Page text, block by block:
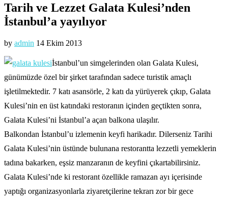
Tarih ve Lezzet Galata Kulesi’nden
İstanbul’a yayılıyor
by admin 14 Ekim 2013
İstanbul’un simgelerinden olan Galata Kulesi,
günümüzde özel bir şirket tarafından sadece turistik amaçlı
işletilmektedir. 7 katı asansörle, 2 katı da yürüyerek çıkıp, Galata
Kulesi’nin en üst katındaki restoranın içinden geçtikten sonra,
Galata Kulesi’ni İstanbul’a açan balkona ulaşılır.
Balkondan İstanbul’u izlemenin keyfi harikadır. Dilerseniz Tarihi
Galata Kulesi’nin üstünde bulunana restorantta lezzetli yemeklerin
tadına bakarken, eşsiz manzaranın de keyfini çıkartabilirsiniz.
Galata Kulesi’nde ki restorant özellikle ramazan ayı içerisinde
yaptığı organizasyonlarla ziyaretçilerine tekrarı zor bir gece